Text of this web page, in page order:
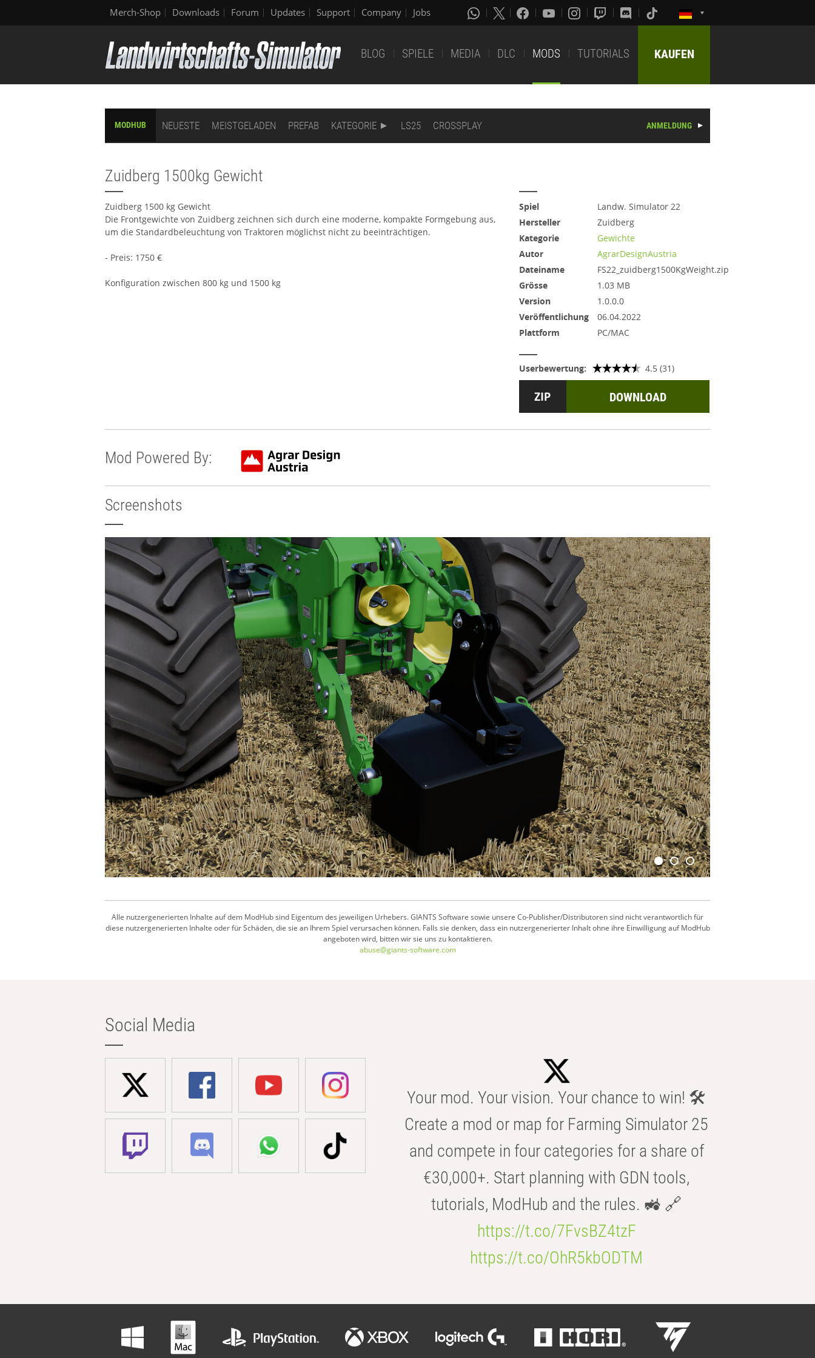
Merch-Shop Downloads Forum Updates Support Company Jobs
BLOG SPIELE MEDIA DLC MODS TUTORIALS KAUFEN
MODHUB NEUESTE MEISTGELADEN PREFAB KATEGORIE LS25 CROSSPLAY ANMELDUNG
Zuidberg 1500kg Gewicht
Zuidberg 1500 kg Gewicht
Die Frontgewichte von Zuidberg zeichnen sich durch eine moderne, kompakte Formgebung aus,
um die Standardbeleuchtung von Traktoren möglichst nicht zu beeinträchtigen.
- Preis: 1750 €
Konfiguration zwischen 800 kg und 1500 kg
Spiel
Landw. Simulator 22
Hersteller
Zuidberg
Kategorie
Gewichte
Autor
AgrarDesignAustria
Dateiname
FS22_zuidberg1500KgWeight.zip
Grösse
1.03 MB
Version
1.0.0.0
Veröffentlichung
06.04.2022
Plattform
PC/MAC
Userbewertung: 4.5 (31)
DOWNLOAD
Mod Powered By:
Screenshots
Alle nutzergenerierten Inhalte auf dem ModHub sind Eigentum des jeweiligen Urhebers. GIANTS Software sowie unsere Co-Publisher/Distributoren sind nicht verantwortlich für
diese nutzergenerierten Inhalte oder für Schäden, die sie an Ihrem Spiel verursachen können. Falls sie denken, dass ein nutzergenerierter Inhalt ohne ihre Einwilligung auf ModHub
angeboten wird, bitten wir sie uns zu kontaktieren.
abuse@giants-software.com
Social Media
Your mod. Your vision. Your chance to win! 🛠️
Create a mod or map for Farming Simulator 25
and compete in four categories for a share of
€30,000+. Start planning with GDN tools,
tutorials, ModHub and the rules. 🚜 🔗
https://t.co/7FvsBZ4tzF
https://t.co/OhR5kbODTM